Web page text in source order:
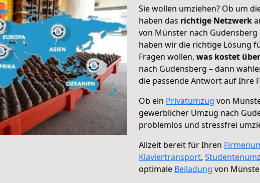
Sie wollen umziehen? Ob um
haben das richtige Netzwerk
von Münster nach
haben wir die richtige Lösung
Fragen wollen, was kostet
nach Gudensberg – dann
die passende Antwort auf Ihre
Ob ein Privatumzug von
gewerblicher Umzug nach
problemlos und stressfrei
Allzeit bereit für Ihren
Klaviertransport,
optimale Beiladung von